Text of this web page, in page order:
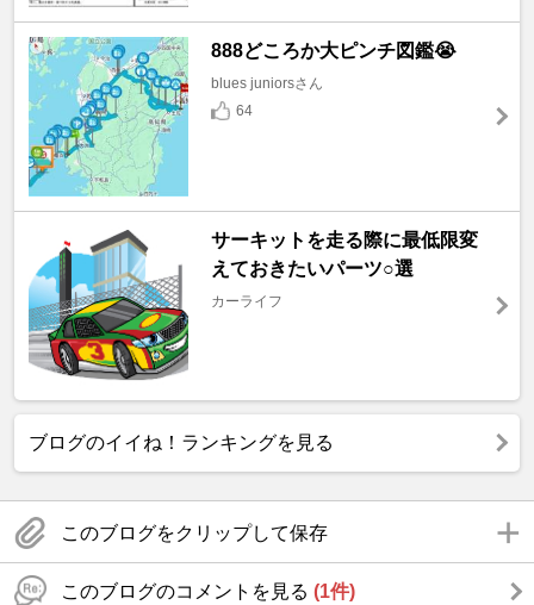
888どころか大ピンチ図鑑😭
blues juniorsさん
64
サーキットを走る際に最低限変
えておきたいパーツ○選
カーライフ
ブログのイイね！ランキングを見る
このブログをクリップして保存
このブログのコメントを見る (1件)